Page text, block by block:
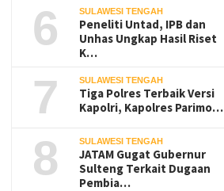
6 SULAWESI TENGAH
Peneliti Untad, IPB dan
Unhas Ungkap Hasil Riset
K…
7 SULAWESI TENGAH
Tiga Polres Terbaik Versi
Kapolri, Kapolres Parimo…
8 SULAWESI TENGAH
JATAM Gugat Gubernur
Sulteng Terkait Dugaan
Pembia…